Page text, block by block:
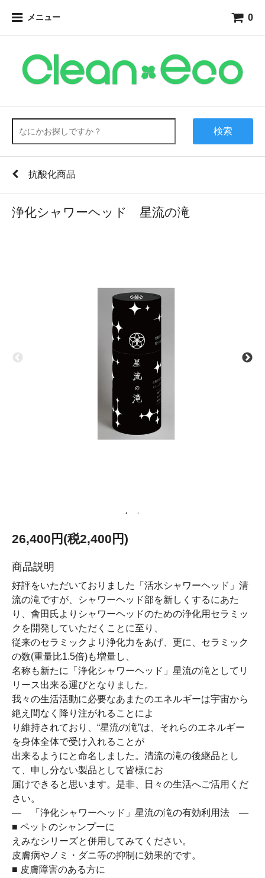
メニュー 0
検索
抗酸化商品
浄化シャワーヘッド 星流の滝
26,400円(税2,400円)
商品説明
好評をいただいておりました「活水シャワーヘッド」清
流の滝ですが、シャワーヘッド部を新しくするにあた
り、會田氏よりシャワーヘッドのための浄化用セラミッ
クを開発していただくことに至り、
従来のセラミックより浄化力をあげ、更に、セラミック
の数(重量比1.5倍)も増量し、
名称も新たに「浄化シャワーヘッド」星流の滝としてリ
リース出来る運びとなりました。
我々の生活活動に必要なあまたのエネルギーは宇宙から
絶え間なく降り注がれることによ
り維持されており、“星流の滝”は、それらのエネルギー
を身体全体で受け入れることが
出来るようにと命名しました。清流の滝の後継品とし
て、申し分ない製品として皆様にお
届けできると思います。是非、日々の生活へご活用くだ
さい。
― 「浄化シャワーヘッド」星流の滝の有効利用法 ―
■ ペットのシャンプーに
えみなシリーズと併用してみてください。
皮膚病やノミ・ダニ等の抑制に効果的です。
■ 皮膚障害のある方に